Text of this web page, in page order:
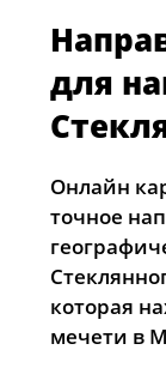
для
Онлайн
точное
которая
мечети в